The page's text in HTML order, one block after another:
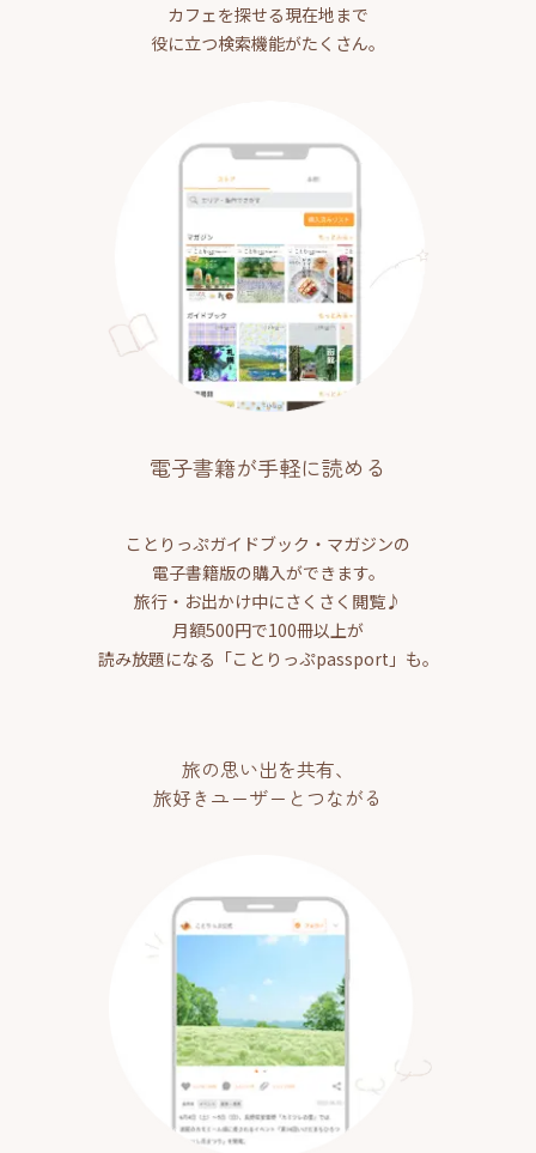
カフェを探せる現在地まで
役に立つ検索機能がたくさん。
電子書籍が手軽に読める
ことりっぷガイドブック・マガジンの
電子書籍版の購入ができます。
旅行・お出かけ中にさくさく閲覧♪
月額500円で100冊以上が
読み放題になる「ことりっぷpassport」も。
旅の思い出を共有、
旅好きユーザーとつながる